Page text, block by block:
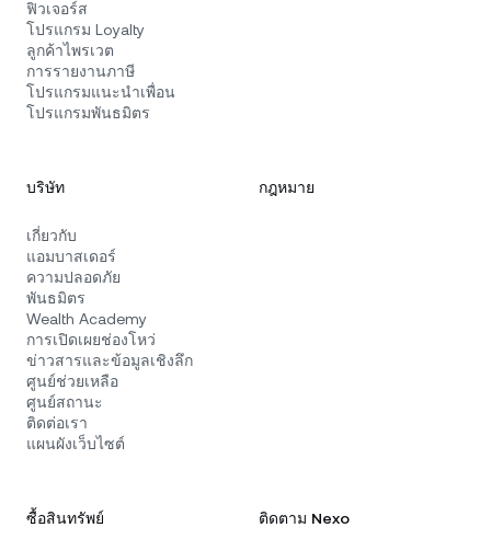
ฟิวเจอร์ส
โปรแกรม Loyalty
ลูกค้าไพรเวต
การรายงานภาษี
โปรแกรมแนะนำเพื่อน
โปรแกรมพันธมิตร
บริษัท
เกี่ยวกับ
แอมบาสเดอร์
ความปลอดภัย
พันธมิตร
Wealth Academy
การเปิดเผยช่องโหว่
ข่าวสารและข้อมูลเชิงลึก
ศูนย์ช่วยเหลือ
ศูนย์สถานะ
ติดต่อเรา
แผนผังเว็บไซต์
กฎหมาย
ซื้อสินทรัพย์ ติดตาม Nexo